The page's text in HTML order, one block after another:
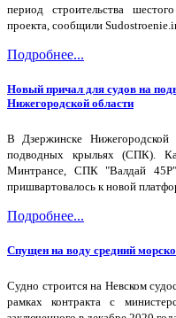
период строительства
проекта, сообщили
Подробнее...
Новый причал для судов на
Нижегородской области
В Дзержинске Нижегородской
подводных крыльях (СПК).
Минтрансе, СПК "Валдай
пришвартовалось к новой
Подробнее...
Спущен на воду средний
Судно строится на Невском
рамках контракта с